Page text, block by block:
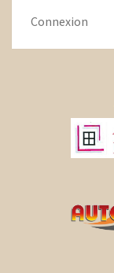
Connexion